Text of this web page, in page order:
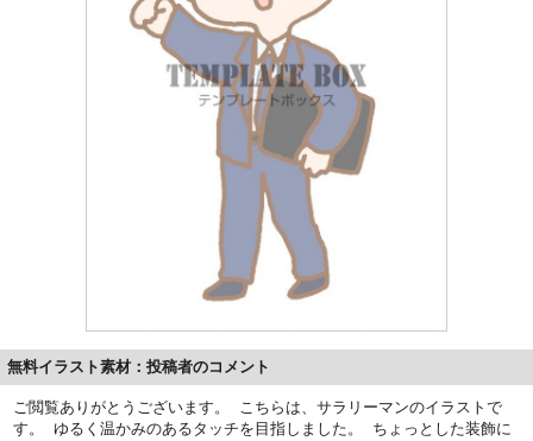
無料イラスト素材：投稿者のコメント
ご閲覧ありがとうございます。 こちらは、サラリーマンのイラストで
す。 ゆるく温かみのあるタッチを目指しました。 ちょっとした装飾に